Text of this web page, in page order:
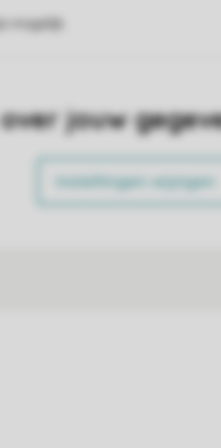
jouw
Instellingen wijzigen